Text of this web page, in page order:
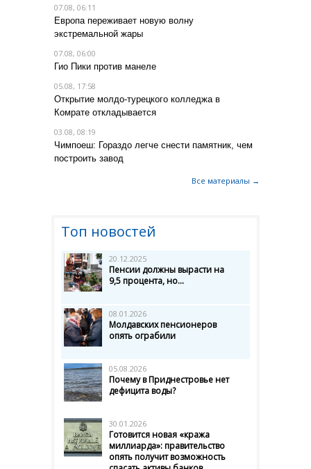
07.08, 06:11
Европа переживает новую волну
экстремальной жары
07.08, 06:00
Гио Пики против манеле
05.08, 17:58
Открытие молдо-турецкого колледжа в
Комрате откладывается
03.08, 08:19
Чимпоеш: Гораздо легче снести памятник, чем
построить завод
Все материалы →
Топ новостей
20.12.2025
Пенсии должны вырасти на
9,5 процента, но...
08.01.2026
Молдавских пенсионеров
опять ограбили
05.08.2026
Почему в Приднестровье нет
дефицита воды?
30.01.2026
Готовится новая «кража
миллиарда»: правительство
опять получит возможность